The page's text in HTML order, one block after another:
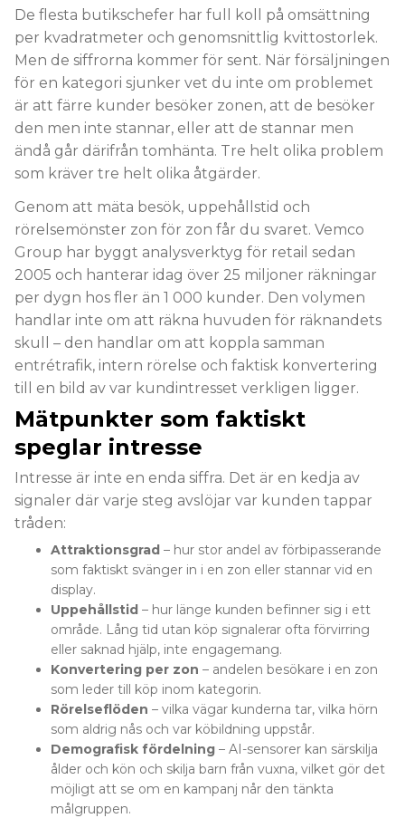
De flesta butikschefer har full koll på omsättning
per kvadratmeter och genomsnittlig kvittostorlek.
Men de siffrorna kommer för sent. När försäljningen
för en kategori sjunker vet du inte om problemet
är att färre kunder besöker zonen, att de besöker
den men inte stannar, eller att de stannar men
ändå går därifrån tomhänta. Tre helt olika problem
som kräver tre helt olika åtgärder.
Genom att mäta besök, uppehållstid och
rörelsemönster zon för zon får du svaret. Vemco
Group har byggt analysverktyg för retail sedan
2005 och hanterar idag över 25 miljoner räkningar
per dygn hos fler än 1 000 kunder. Den volymen
handlar inte om att räkna huvuden för räknandets
skull – den handlar om att koppla samman
entrétrafik, intern rörelse och faktisk konvertering
till en bild av var kundintresset verkligen ligger.
Mätpunkter som faktiskt
speglar intresse
Intresse är inte en enda siffra. Det är en kedja av
signaler där varje steg avslöjar var kunden tappar
tråden:
Attraktionsgrad – hur stor andel av förbipasserande
som faktiskt svänger in i en zon eller stannar vid en
display.
Uppehållstid – hur länge kunden befinner sig i ett
område. Lång tid utan köp signalerar ofta förvirring
eller saknad hjälp, inte engagemang.
Konvertering per zon – andelen besökare i en zon
som leder till köp inom kategorin.
Rörelseflöden – vilka vägar kunderna tar, vilka hörn
som aldrig nås och var köbildning uppstår.
Demografisk fördelning – AI-sensorer kan särskilja
ålder och kön och skilja barn från vuxna, vilket gör det
möjligt att se om en kampanj når den tänkta
målgruppen.